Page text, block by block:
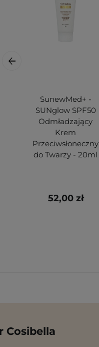
SunewMed+ -
SUNglow SPF50
Odmładzający
Krem
Przeciwsłoneczny
do Twarzy - 20ml
52,00 zł
Cosibella